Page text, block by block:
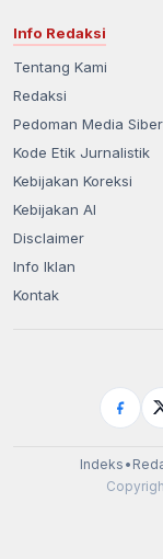
Info Redaksi
Tentang Kami
Redaksi
Pedoman Media Siber
Kode Etik Jurnalistik
Kebijakan Koreksi
Kebijakan AI
Disclaimer
Info Iklan
Kontak
Indeks •